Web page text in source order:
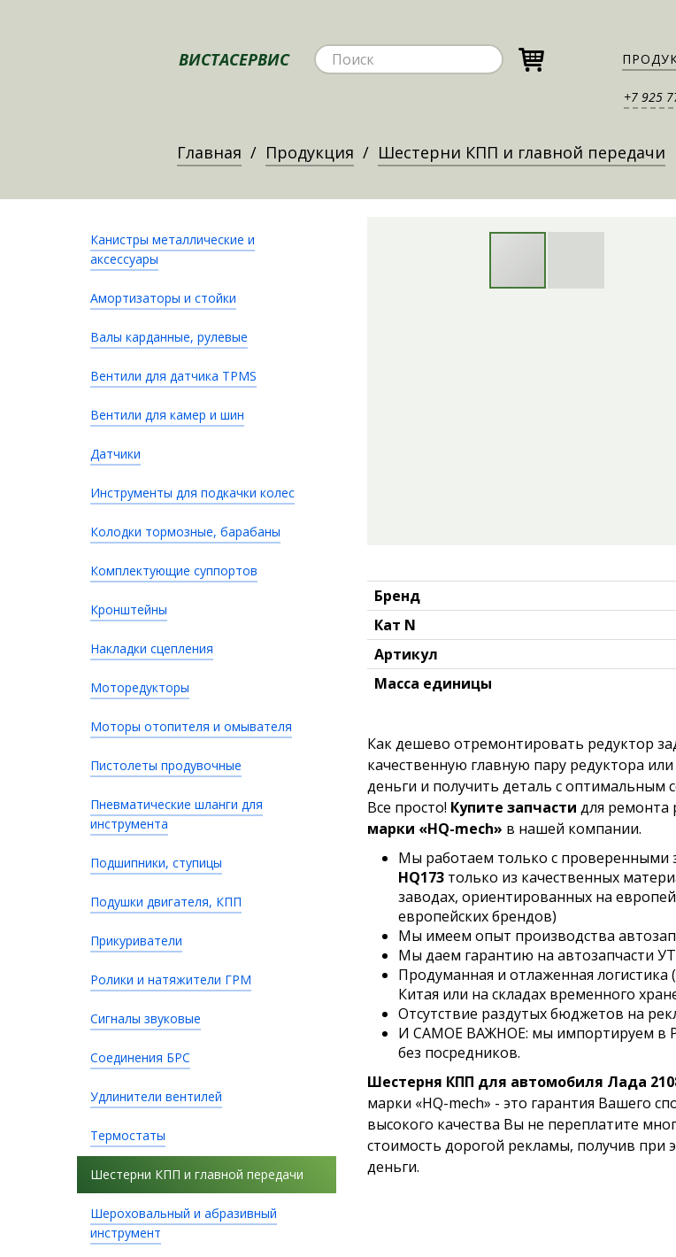
ВИСТАСЕРВИС
+7 925
Главная Продукция Шестерни КПП и главной передачи
Канистры металлические и
аксессуары
Амортизаторы и стойки
Валы карданные, рулевые
Вентили для датчика TPMS
Вентили для камер и шин
Датчики
Инструменты для подкачки колес
Колодки тормозные, барабаны
Комплектующие суппортов
Кронштейны
Накладки сцепления
Моторедукторы
Моторы отопителя и омывателя
Пистолеты продувочные
Пневматические шланги для
инструмента
Подшипники, ступицы
Подушки двигателя, КПП
Прикуриватели
Ролики и натяжители ГРМ
Сигналы звуковые
Соединения БРС
Удлинители вентилей
Термостаты
Шестерни КПП и главной передачи
Шероховальный и абразивный
инструмент
Бренд
Кат N
Артикул
Масса единицы
Как дешево отремонтировать редуктор
качественную главную пару редуктора
деньги и получить деталь с оптимальным
Все просто! Купите запчасти для ремонта
марки «HQ-mech» в нашей компании.
Мы работаем только с проверенными
HQ173только из качественных
заводах, ориентированных на
европейских брендов)
Мы имеем опыт производства
Мы даем гарантию на автозапчасти
Продуманная и отлаженная
Китая или на складах временного
Отсутствие раздутых бюджетов на
И САМОЕ ВАЖНОЕ: мы импортируем в
без посредников.
Шестерня КПП для автомобиля Лада
марки «HQ-mech» - это гарантия Вашего
высокого качества Вы не переплатите
стоимость дорогой рекламы, получив при
деньги.